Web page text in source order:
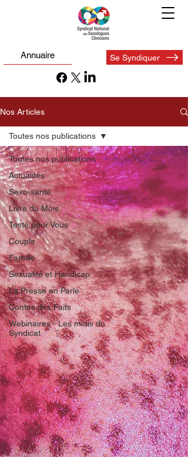
Annuaire Se Syndiquer
Nos Articles
Toutes nos publications
Actualités
Sexo-santé
Livre du Mois
Testé pour Vous
Couple
Famille
Sexualité et Handicap
La Presse en Parle
Contes des Faits
Webinaires - Les midis du
Syndicat
Toutes nos publications